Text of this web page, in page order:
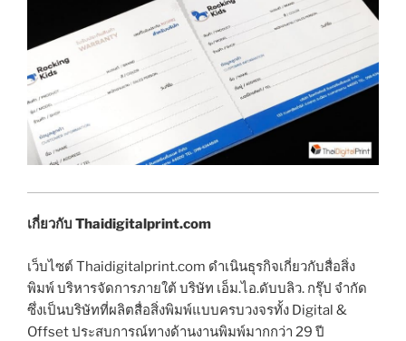
เกี่ยวกับ Thaidigitalprint.com
เว็บไซต์ Thaidigitalprint.com ดำเนินธุรกิจเกี่ยวกับสื่อสิ่ง
พิมพ์ บริหารจัดการภายใต้ บริษัท เอ็ม.ไอ.ดับบลิว. กรุ๊ป จำกัด
ซึ่งเป็นบริษัทที่ผลิตสื่อสิ่งพิมพ์แบบครบวงจรทั้ง Digital &
Offset ประสบการณ์ทางด้านงานพิมพ์มากกว่า 29 ปี